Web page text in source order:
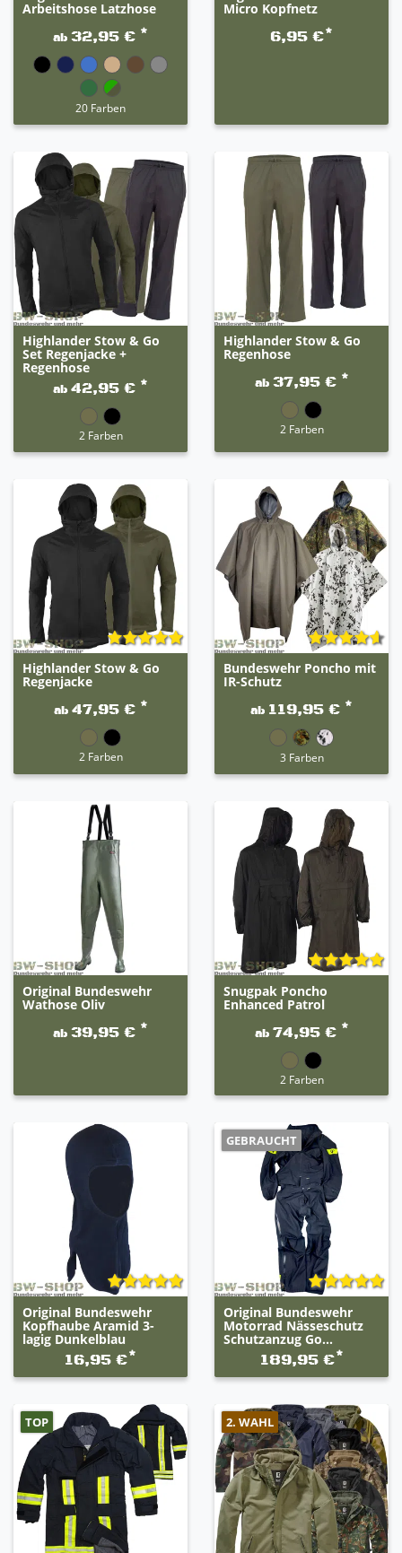
Arbeitshose Latzhose
ab 32,95 € *
20 Farben
Micro Kopfnetz
6,95 €*
Highlander Stow & Go
Set Regenjacke +
Regenhose
ab 42,95 € *
2 Farben
Highlander Stow & Go
Regenhose
ab 37,95 € *
2 Farben
Highlander Stow & Go
Regenjacke
ab 47,95 € *
2 Farben
Bundeswehr Poncho mit
IR-Schutz
ab 119,95 € *
3 Farben
Original Bundeswehr
Wathose Oliv
ab 39,95 € *
Snugpak Poncho
Enhanced Patrol
ab 74,95 € *
2 Farben
Original Bundeswehr
Kopfhaube Aramid 3-
lagig Dunkelblau
16,95 €*
GEBRAUCHT
Original Bundeswehr
Motorrad Nässeschutz
Schutzanzug Go...
189,95 €*
TOP 2. WAHL